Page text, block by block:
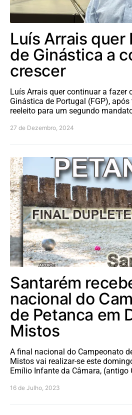
Luís Arrais quer
de Ginástica a
crescer
Luís Arrais quer continuar a fazer
Ginástica de Portugal (FGP),
reeleito para um segundo
27 de Dezembro, 2024
Santarém
nacional do
de Petanca em
Mistos
A final nacional do Campeonato
Mistos vai realizar-se este
Emílio Infante da Câmara, (antigo
16 de Julho, 2023